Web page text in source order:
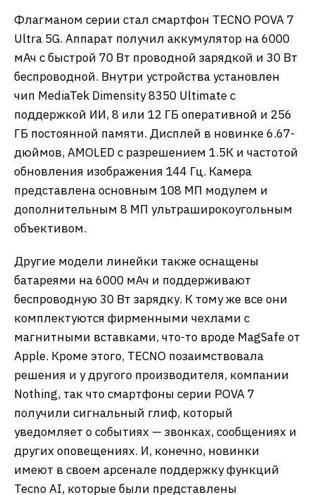
Флагманом серии стал смартфон TECNO POVA 7
Ultra 5G. Аппарат получил аккумулятор на 6000
мАч с быстрой 70 Вт проводной зарядкой и 30 Вт
беспроводной. Внутри устройства установлен
чип MediaTek Dimensity 8350 Ultimate с
поддержкой ИИ, 8 или 12 ГБ оперативной и 256
ГБ постоянной памяти. Дисплей в новинке 6.67-
дюймов, AMOLED с разрешением 1.5К и частотой
обновления изображения 144 Гц. Камера
представлена основным 108 МП модулем и
дополнительным 8 МП ультраширокоугольным
объективом.
Другие модели линейки также оснащены
батареями на 6000 мАч и поддерживают
беспроводную 30 Вт зарядку. К тому же все они
комплектуются фирменными чехлами с
магнитными вставками, что-то вроде MagSafe от
Apple. Кроме этого, TECNO позаимствовала
решения и у другого производителя, компании
Nothing, так что смартфоны серии POVA 7
получили сигнальный глиф, который
уведомляет о событиях — звонках, сообщениях и
других оповещениях. И, конечно, новинки
имеют в своем арсенале поддержку функций
Tecno AI, которые были представлены